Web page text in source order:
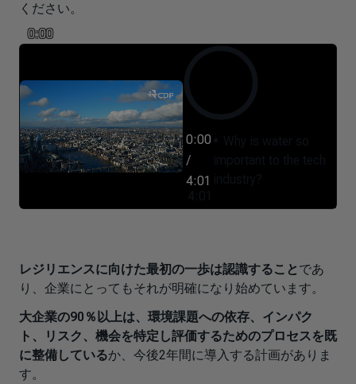
ください。
0:00
/
4:01
0:00
レジリエンスに向けた最初の一歩は認識すること であ
り、企業にとってもそれが明確になり始めています。
大企業の90％以上は、環境課題への依存、インパク
ト、リスク、機会を特定し評価するためのプロセスを既
に整備しているか、今後2年間に導入する計画がありま
す。